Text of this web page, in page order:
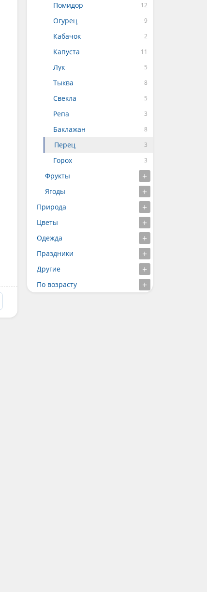
Помидор
Огурец
Кабачок
Капуста
Лук
Тыква
Свекла
Репа
Баклажан
Перец
Горох
Фрукты
Ягоды
Природа
Цветы
Одежда
Праздники
Другие
По возрасту